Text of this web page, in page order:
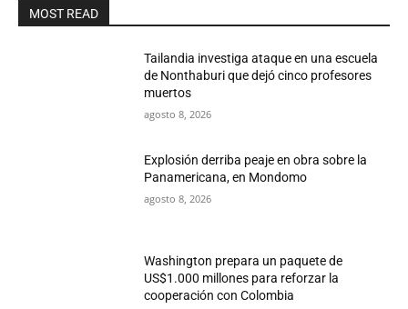
MOST READ
Tailandia investiga ataque en una escuela
de Nonthaburi que dejó cinco profesores
muertos
agosto 8, 2026
Explosión derriba peaje en obra sobre la
Panamericana, en Mondomo
agosto 8, 2026
Washington prepara un paquete de
US$1.000 millones para reforzar la
cooperación con Colombia